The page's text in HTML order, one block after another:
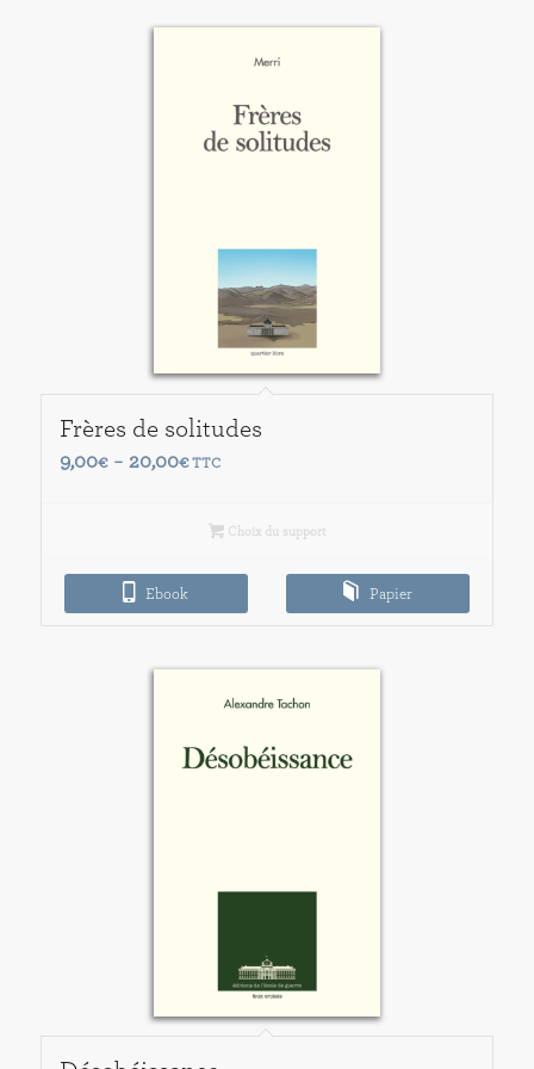
Frères de solitudes
9,00€ – 20,00€Plage
9,00€
à
20,00€
TTC
Choix du support
Ebook Papier